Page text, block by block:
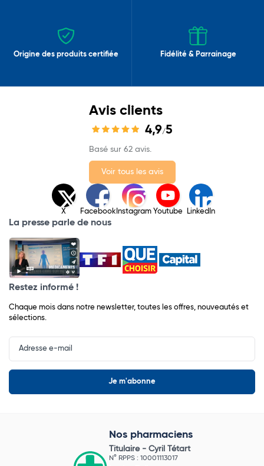
Origine des produits certifiée Fidélité & Parrainage
Avis clients
4,9/5
Basé sur 62 avis.
Voir tous les avis
X Facebook Instagram Youtube LinkedIn
La presse parle de nous
Restez informé !
Chaque mois dans notre newsletter, toutes les offres, nouveautés et
sélections.
Input
Newsletter
Nos pharmaciens
Titulaire - Cyril Tétart
N° RPPS : 10001113017